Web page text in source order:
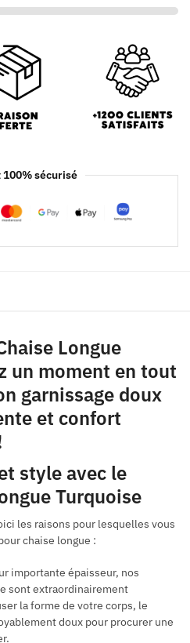
100% sécurisé
Longue
un moment en tout
garnissage doux
et confort
style avec le
Turquoise
les raisons pour lesquelles vous
chaise longue :
importante épaisseur, nos
sont extraordinairement
la forme de votre corps, le
doux pour procurer une